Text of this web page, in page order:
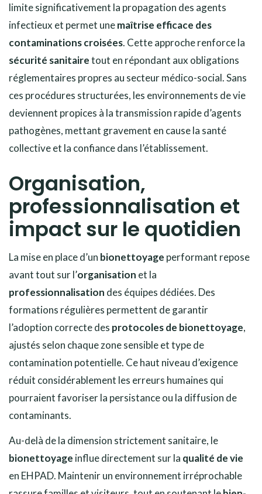
limite significativement la propagation des agents
infectieux et permet unemaîtrise efficace des
contaminations croisées. Cette approche renforce la
sécurité sanitairetout en répondant aux obligations
réglementaires propres au secteur médico-social. Sans
ces procédures structurées, les environnements de vie
deviennent propices à la transmission rapide d’agents
pathogènes, mettant gravement en cause la santé
collective et la confiance dans l’établissement.
Organisation,
professionnalisation et
impact sur le quotidien
La mise en place d’un bionettoyage performant repose
avant tout sur l’organisation et la
professionnalisation des équipes dédiées. Des
formations régulières permettent de garantir
l’adoption correcte des protocoles de bionettoyage,
ajustés selon chaque zone sensible et type de
contamination potentielle. Ce haut niveau d’exigence
réduit considérablement les erreurs humaines qui
pourraient favoriser la persistance ou la diffusion de
contaminants.
Au-delà de la dimension strictement sanitaire, le
bionettoyage influe directement sur la qualité de vie
en EHPAD. Maintenir un environnement irréprochable